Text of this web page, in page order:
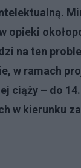
opieki
na ten
w ramach
ciąży – do
w kierunku